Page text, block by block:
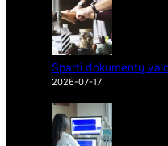
Sparti dokumentų
2026-07-17